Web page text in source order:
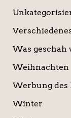
Was geschah
Weihnachten
Werbung des
Winter